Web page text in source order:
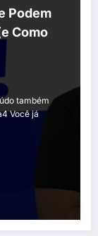
Podem
Como
também
Você já